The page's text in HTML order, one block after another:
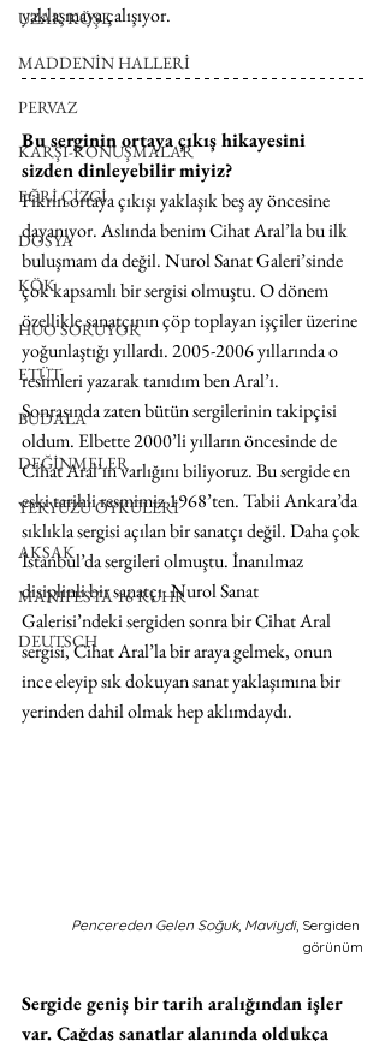
UZAK KÖŞE
MADDENİN HALLERİ
PERVAZ
KARŞI-KONUŞMALAR
EĞRİ ÇİZGİ
DOSYA
KÖK
HUO SORUYOR
ETÜT
BUDALA
DEĞİNMELER
YERYÜZÜ ÖYKÜLERİ
AKSAK
MANIFESTA 16 RUHR
DEUTSCH
yaklaşmaya çalışıyor.
Bu serginin ortaya çıkış hikayesini
sizden dinleyebilir miyiz?
Fikrin ortaya çıkışı yaklaşık beş ay öncesine
dayanıyor. Aslında benim Cihat Aral’la bu ilk
buluşmam da değil. Nurol Sanat Galeri’sinde
çok kapsamlı bir sergisi olmuştu. O dönem
özellikle sanatçının çöp toplayan işçiler üzerine
yoğunlaştığı yıllardı. 2005-2006 yıllarında o
resimleri yazarak tanıdım ben Aral’ı.
Sonrasında zaten bütün sergilerinin takipçisi
oldum. Elbette 2000’li yılların öncesinde de
Cihat Aral’ın varlığını biliyoruz. Bu sergide en
eski tarihli resmimiz 1968’ten. Tabii Ankara’da
sıklıkla sergisi açılan bir sanatçı değil. Daha çok
İstanbul’da sergileri olmuştu. İnanılmaz
disiplinli bir sanatçı. Nurol Sanat
Galerisi’ndeki sergiden sonra bir Cihat Aral
sergisi, Cihat Aral’la bir araya gelmek, onun
ince eleyip sık dokuyan sanat yaklaşımına bir
yerinden dahil olmak hep aklımdaydı.
Pencereden Gelen Soğuk, Maviydi, Sergiden
görünüm
Sergide geniş bir tarih aralığından işler
var. Çağdaş sanatlar alanında oldukça